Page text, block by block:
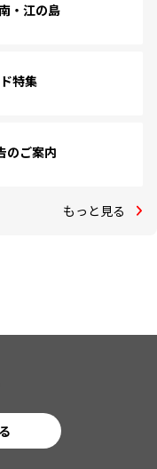
・江の島
特集
のご案内
もっと見る